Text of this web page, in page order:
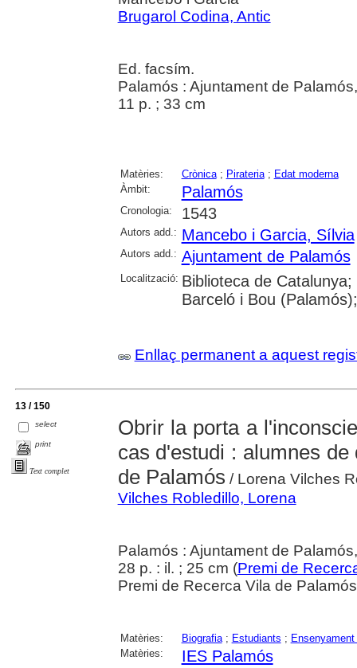
Brugarol Codina, Antic
Ed. facsím.
Palamós : Ajuntament de
11 p. ; 33 cm
Matèries: Crònica; Pirateria; Edat moderna
Àmbit:
Palamós
Cronologia: 1543
Autors add.: Mancebo i Garcia, Sílvia
Autors add.: Ajuntament de Palamós
Localització: Biblioteca de
Barceló i Bou
Enllaç permanent a aquest
13 / 150
select
print
Text complet
Obrir la porta a
cas d'estudi : alumnes
de Palamós / Lorena Vilches
Vilches Robledillo, Lorena
Palamós : Ajuntament de
28 p. : il. ; 25 cm (Premi de
Premi de Recerca Vila de
Matèries: Biografia; Estudiants ;
Matèries:
IES Palamós